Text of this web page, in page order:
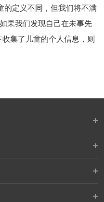
的定义不同，但我们将不满
果我们发现自己在未事先
集了儿童的个人信息，则